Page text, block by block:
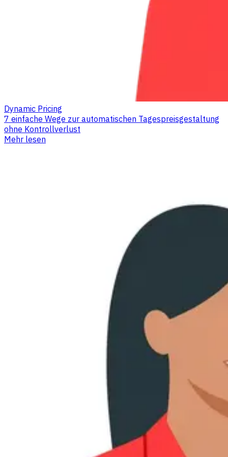
Dynamic Pricing
7 einfache Wege zur automatischen Tagespreisgestaltung
ohne Kontrollverlust
Mehr lesen